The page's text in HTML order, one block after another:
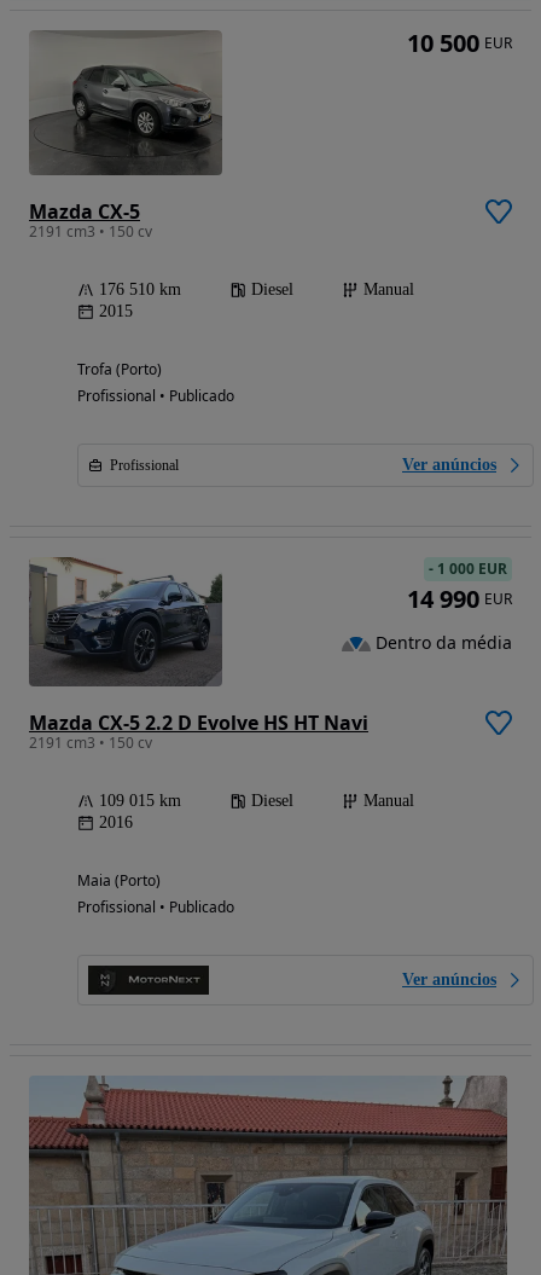
Mazda CX-5
2191 cm3 • 150 cv
176 510 km Diesel
Manual
2015
Trofa (Porto)
Profissional • Publicado
Profissional Ver anúncios
10 500 EUR
Mazda CX-5 2.2 D Evolve HS HT Navi
2191 cm3 • 150 cv
109 015 km Diesel
Manual
2016
Maia (Porto)
Profissional • Publicado
Ver anúncios
- 1 000 EUR
14 990 EUR
Dentro da média